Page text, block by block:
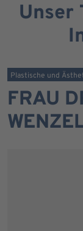
Unser
Plastische und
FRAU